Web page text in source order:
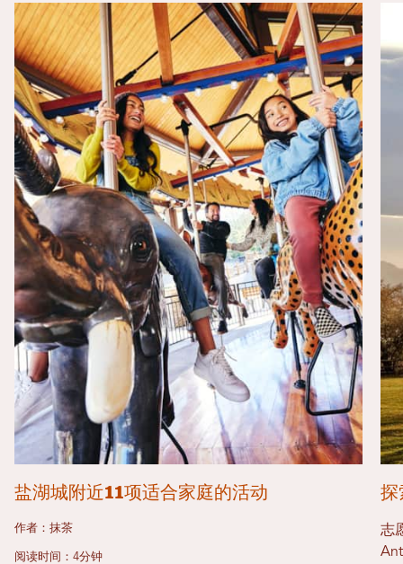
盐湖城附近11项适合家庭的活动
作者：抹茶
阅读时间：4分钟
探
志